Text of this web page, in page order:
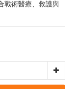
戰術醫療、救護與